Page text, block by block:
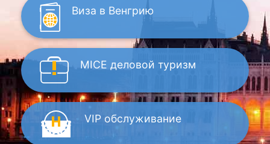
Виза в Венгрию
MICE деловой туризм
VIP обслуживание